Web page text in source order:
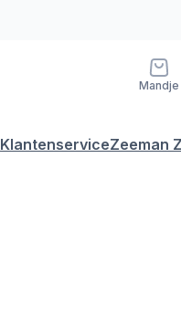
Mandje
KlantenserviceZeeman